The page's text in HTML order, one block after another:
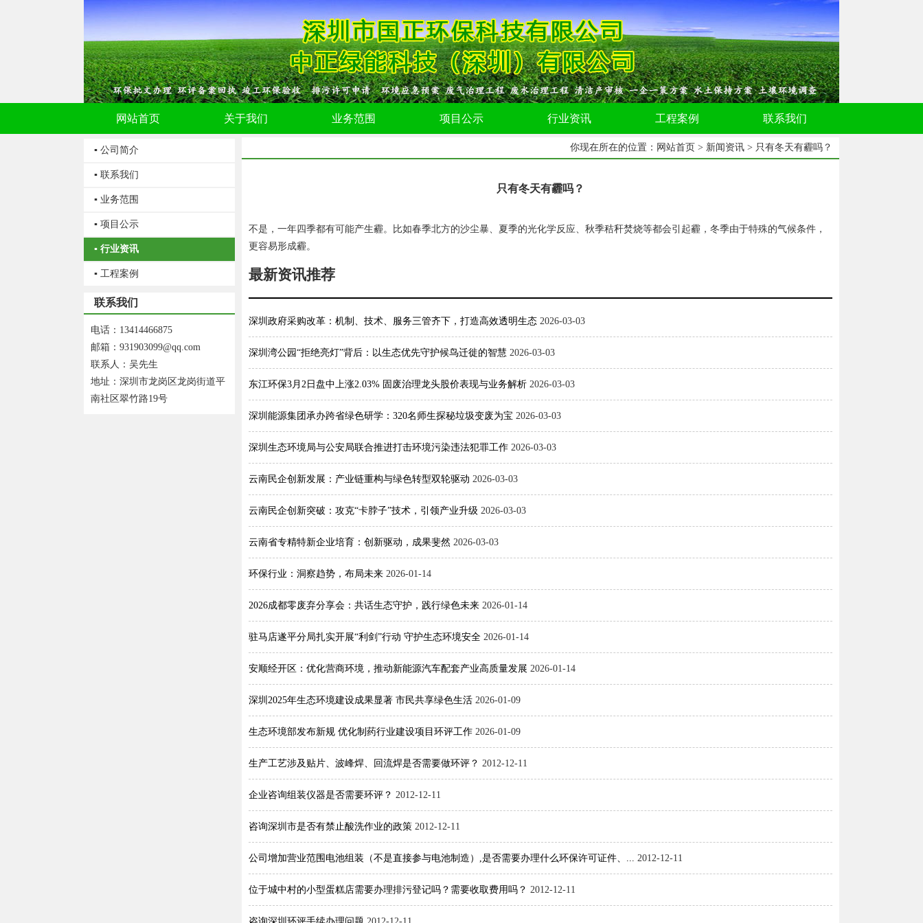
网站首页 关于我们 业务范围 项目公示 行业资讯 工程案例 联系我们
▪ 公司简介
▪ 联系我们
▪ 业务范围
▪ 项目公示
▪ 行业资讯
▪ 工程案例
联系我们
电话：13414466875
邮箱：931903099@qq.com
联系人：吴先生
地址：深圳市龙岗区龙岗街道平
南社区翠竹路19号
你现在所在的位置： 网站首页 > 新闻资讯 > 只有冬天有霾吗？
只有冬天有霾吗？
不是，一年四季都有可能产生霾。比如春季北方的沙尘暴、夏季的光化学反应、秋季秸秆焚烧等都会引起霾，冬季由于特殊的气候条件，
更容易形成霾。
最新资讯推荐
深圳政府采购改革：机制、技术、服务三管齐下，打造高效透明生态 2026-03-03
深圳湾公园“拒绝亮灯”背后：以生态优先守护候鸟迁徙的智慧 2026-03-03
东江环保3月2日盘中上涨2.03% 固废治理龙头股价表现与业务解析 2026-03-03
深圳能源集团承办跨省绿色研学：320名师生探秘垃圾变废为宝 2026-03-03
深圳生态环境局与公安局联合推进打击环境污染违法犯罪工作 2026-03-03
云南民企创新发展：产业链重构与绿色转型双轮驱动 2026-03-03
云南民企创新突破：攻克“卡脖子”技术，引领产业升级 2026-03-03
云南省专精特新企业培育：创新驱动，成果斐然 2026-03-03
环保行业：洞察趋势，布局未来 2026-01-14
2026成都零废弃分享会：共话生态守护，践行绿色未来 2026-01-14
驻马店遂平分局扎实开展“利剑”行动 守护生态环境安全 2026-01-14
安顺经开区：优化营商环境，推动新能源汽车配套产业高质量发展 2026-01-14
深圳2025年生态环境建设成果显著 市民共享绿色生活 2026-01-09
生态环境部发布新规 优化制药行业建设项目环评工作 2026-01-09
生产工艺涉及贴片、波峰焊、回流焊是否需要做环评？ 2012-12-11
企业咨询组装仪器是否需要环评？ 2012-12-11
咨询深圳市是否有禁止酸洗作业的政策 2012-12-11
公司增加营业范围电池组装（不是直接参与电池制造）,是否需要办理什么环保许可证件、... 2012-12-11
位于城中村的小型蛋糕店需要办理排污登记吗？需要收取费用吗？ 2012-12-11